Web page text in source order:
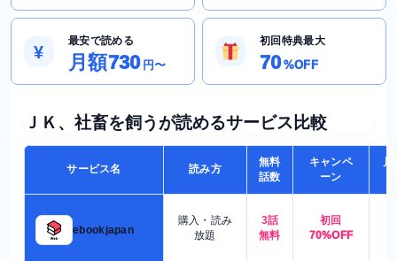
¥
最安で読める
月額730 円〜
初回特典最大
70%OFF
ＪＫ、社畜を飼うが読めるサービス比較
サービス名 読み方
無料
話数
キャンペ
ーン
月
ebookjapan
購入・読み
放題
3話
無料
初回
70%OFF